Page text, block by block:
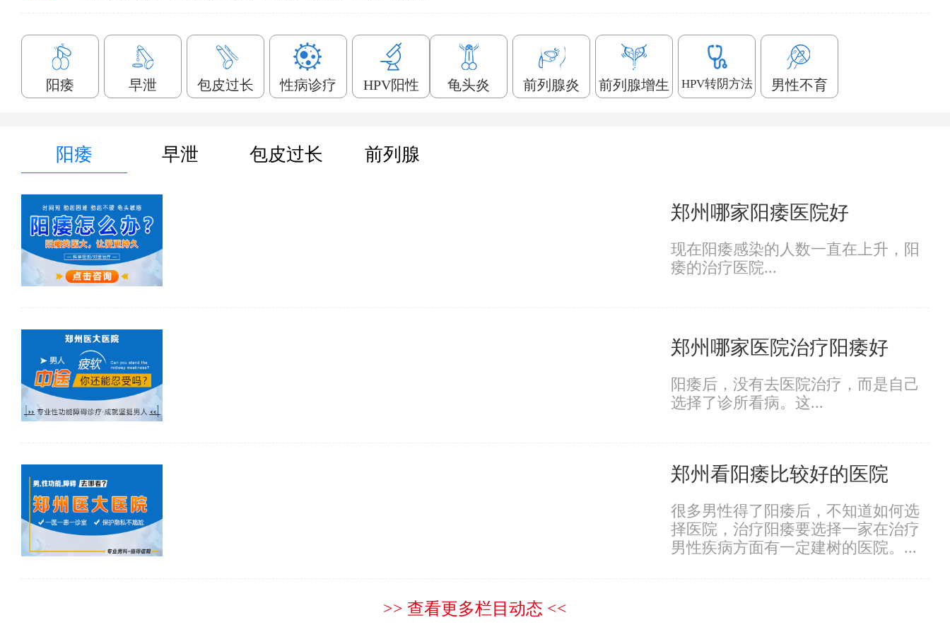
阳痿 早泄 包皮过长 性病诊疗 HPV阳性 龟头炎 前列腺炎 前列腺增生 HPV转阴方法 男性不育
阳痿 早泄 包皮过长 前列腺
郑州哪家阳痿医院好
现在阳痿感染的人数一直在上升，阳
痿的治疗医院...
郑州哪家医院治疗阳痿好
阳痿后，没有去医院治疗，而是自己
选择了诊所看病。这...
郑州看阳痿比较好的医院
很多男性得了阳痿后，不知道如何选
择医院，治疗阳痿要选择一家在治疗
男性疾病方面有一定建树的医院。...
>> 查看更多栏目动态 <<